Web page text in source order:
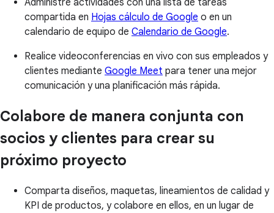
Administre actividades con una lista de tareas
compartida en Hojas cálculo de Google o en un
calendario de equipo de Calendario de Google.
Realice videoconferencias en vivo con sus empleados y
clientes mediante Google Meet para tener una mejor
comunicación y una planificación más rápida.
Colabore de manera conjunta con
socios y clientes para crear su
próximo proyecto
Comparta diseños, maquetas, lineamientos de calidad y
KPI de productos, y colabore en ellos, en un lugar de